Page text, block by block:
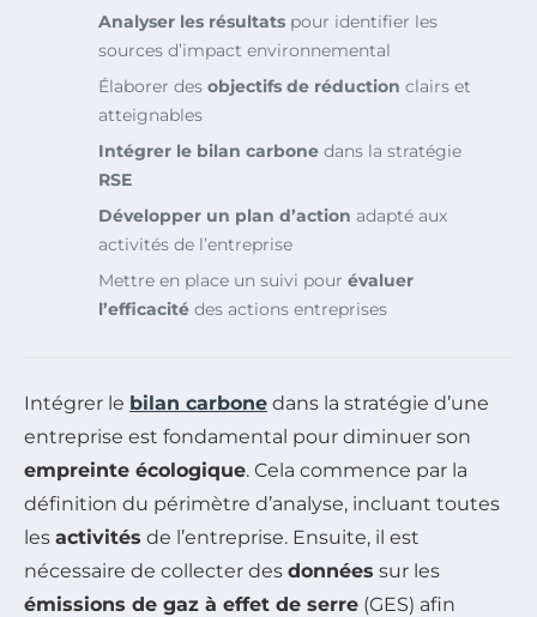
Analyser les résultats pour identifier les
sources d’impact environnemental
Élaborer des objectifs de réduction clairs et
atteignables
Intégrer le bilan carbone dans la stratégie
RSE
Développer un plan d’action adapté aux
activités de l’entreprise
Mettre en place un suivi pour évaluer
l’efficacité des actions entreprises
Intégrer le bilan carbone dans la stratégie d’une
entreprise est fondamental pour diminuer son
empreinte écologique. Cela commence par la
définition du périmètre d’analyse, incluant toutes
les activités de l’entreprise. Ensuite, il est
nécessaire de collecter des données sur les
émissions de gaz à effet de serre (GES) afin